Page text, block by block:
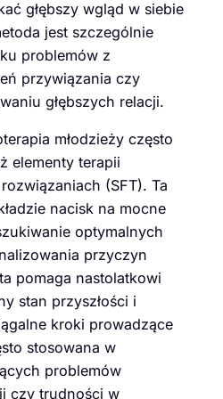
głębszy wgląd w siebie
jest szczególnie
problemów z
przywiązania czy
głębszych relacji.
młodzieży często
elementy terapii
(SFT). Ta
nacisk na mocne
optymalnych
przyczyn
pomaga nastolatkowi
stan przyszłości i
kroki prowadzące
stosowana w
problemów
czy trudności w